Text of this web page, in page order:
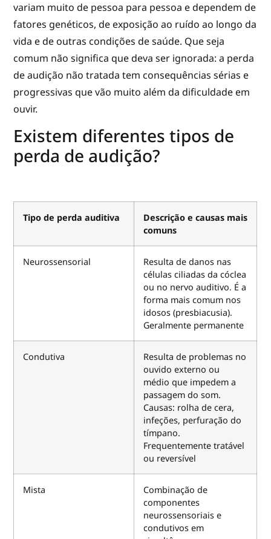
variam muito de pessoa para pessoa e dependem de
fatores genéticos, de exposição ao ruído ao longo da
vida e de outras condições de saúde. Que seja
comum não significa que deva ser ignorada: a perda
de audição não tratada tem consequências sérias e
progressivas que vão muito além da dificuldade em
ouvir.
Existem diferentes tipos de
perda de audição?
Tipo de perda auditiva
Descrição e causas mais
comuns
Neurossensorial
Resulta de danos nas
células ciliadas da cóclea
ou no nervo auditivo. É a
forma mais comum nos
idosos (presbiacusia).
Geralmente permanente
Condutiva
Resulta de problemas no
ouvido externo ou
médio que impedem a
passagem do som.
Causas: rolha de cera,
infeções, perfuração do
tímpano.
Frequentemente tratável
ou reversível
Mista
Combinação de
componentes
neurossensoriais e
condutivos em